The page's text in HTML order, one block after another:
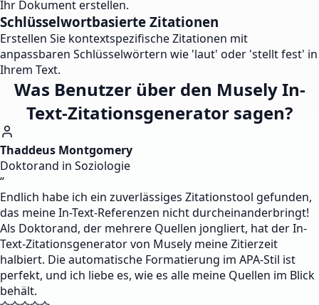
Ihr Dokument erstellen.
Schlüsselwortbasierte Zitationen
Erstellen Sie kontextspezifische Zitationen mit
anpassbaren Schlüsselwörtern wie 'laut' oder 'stellt fest' in
Ihrem Text.
Was Benutzer über den Musely In-
Text-Zitationsgenerator sagen?
Thaddeus Montgomery
Doktorand in Soziologie
“
Endlich habe ich ein zuverlässiges Zitationstool gefunden,
das meine In-Text-Referenzen nicht durcheinanderbringt!
Als Doktorand, der mehrere Quellen jongliert, hat der In-
Text-Zitationsgenerator von Musely meine Zitierzeit
halbiert. Die automatische Formatierung im APA-Stil ist
perfekt, und ich liebe es, wie es alle meine Quellen im Blick
behält.